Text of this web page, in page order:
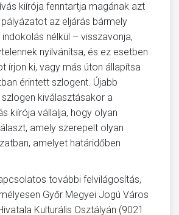
kiírója fenntartja magának azt
az eljárás bármely
nélkül – visszavonja,
nyilvánítsa, és ez esetben
írjon ki, vagy más úton állapítsa
érintett szlogent. Újabb
szlogen kiválasztásakor a
kiírója vállalja, hogy olyan
amely szerepelt olyan
amelyet határidőben
további felvilágosítás,
Győr Megyei Jogú Város
Kulturális Osztályán (9021